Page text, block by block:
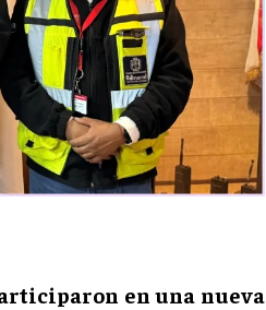
en una nueva